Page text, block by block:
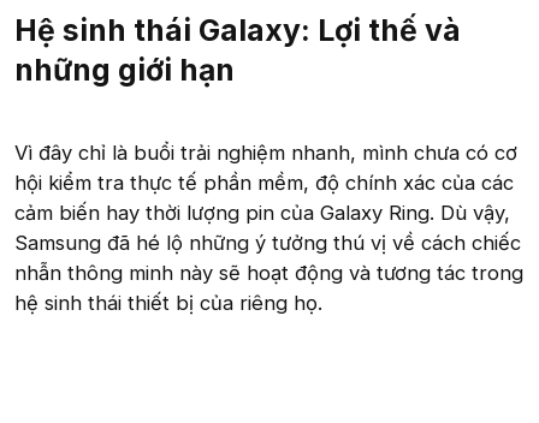
Hệ sinh thái Galaxy: Lợi thế và
những giới hạn
Vì đây chỉ là buổi trải nghiệm nhanh, mình chưa có cơ
hội kiểm tra thực tế phần mềm, độ chính xác của các
cảm biến hay thời lượng pin của Galaxy Ring. Dù vậy,
Samsung đã hé lộ những ý tưởng thú vị về cách chiếc
nhẫn thông minh này sẽ hoạt động và tương tác trong
hệ sinh thái thiết bị của riêng họ.